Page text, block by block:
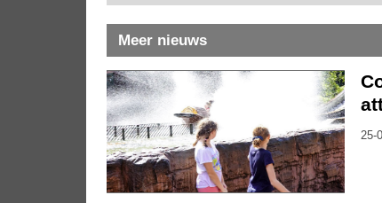
Meer nieuws
25-